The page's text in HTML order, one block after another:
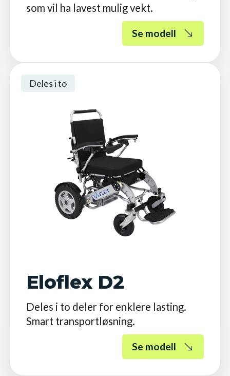
som vil ha lavest mulig vekt.
Se modell
Deles i to
Eloflex D2
Deles i to deler for enklere lasting.
Smart transportløsning.
Se modell